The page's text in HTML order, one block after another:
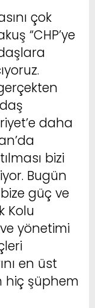
çok
“CHP’ye
daha
bizi
Bugün
bize güç ve
Kolu
yönetimi
en üst
hiç şüphem